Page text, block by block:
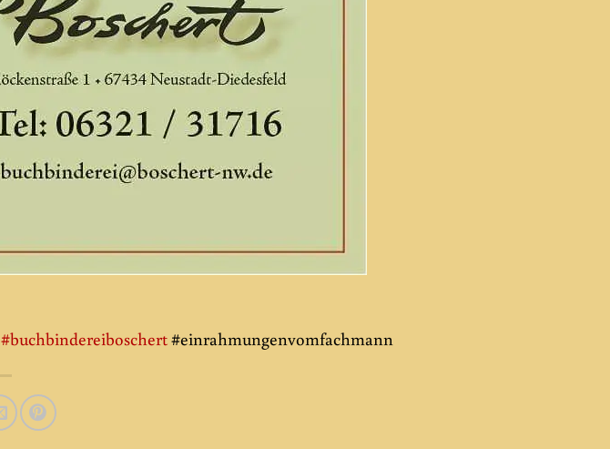
#buchbindereiboschert#einrahmungenvomfachmann